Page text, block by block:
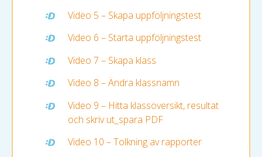
Video 5 – Skapa uppföljningstest
Video 6 – Starta uppföljningstest
Video 7 – Skapa klass
Video 8 – Ändra klassnamn
Video 9 – Hitta klassöversikt, resultat
och skriv ut_spara PDF
Video 10 – Tolkning av rapporter